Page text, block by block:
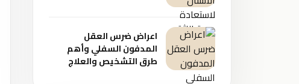
اعراض ضرس العقل
المدفون السفلي وأهم
طرق التشخيص والعلاج